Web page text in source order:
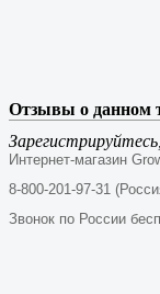
Отзывы о данном
Интернет-магазин
8-800-201-97-31
Звонок по России